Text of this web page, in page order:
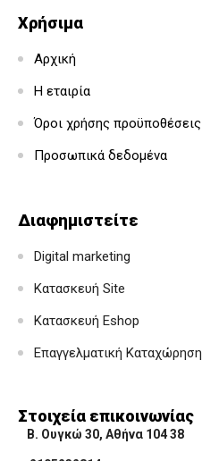
Χρήσιμα
Αρχική
Η εταιρία
Όροι χρήσης προϋποθέσεις
Προσωπικά δεδομένα
Διαφημιστείτε
Digital marketing
Κατασκευή Site
Κατασκευή Eshop
Επαγγελματική Καταχώρηση
Στοιχεία επικοινωνίας
Β. Ουγκώ 30, Αθήνα 104 38